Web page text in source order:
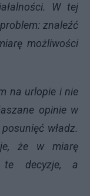
W tej
znaleźć
możliwości
na urlopie i nie
opinie w
władz.
że w miarę
te decyzje, a